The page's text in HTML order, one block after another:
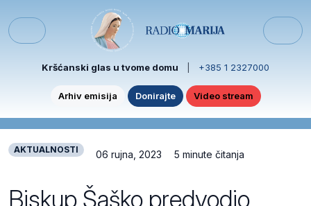
Menu
Kršćanski glas u tvome domu +385 1 2327000
Arhiv emisija Donirajte Video stream
AKTUALNOSTI 06 rujna, 2023 5 minute čitanja
Biskup Šaško predvodio